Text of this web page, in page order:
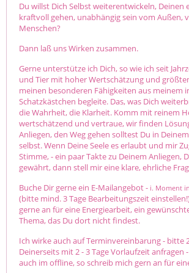
Du willst Dich Selbst weiterentwickeln, Deinen
kraftvoll gehen, unabhängig sein vom Außen,
Menschen?
Dann laß uns Wirken zusammen.
Gerne unterstütze ich Dich, so wie ich seit
und Tier mit hoher Wertschätzung und
meinen besonderen Fähigkeiten aus meinem
Schatzkästchen begleite. Das, was Dich
die Wahrheit, die Klarheit. Komm mit reinem
wertschätzend und vertraue, wir finden
Anliegen, den Weg gehen solltest Du in
selbst. Wenn Deine Seele es erlaubt und mir
Stimme, - ein paar Takte zu Deinem Anliegen,
gewährt, dann stell mir eine klare, ehrliche
Buche Dir gerne ein E-Mailangebot - i. Moment
(bitte mind. 3 Tage Bearbeitungszeit
gerne an für eine Energiearbeit, ein
Thema, das Du dort nicht findest.
Ich wirke auch auf Terminvereinbarung - bitte
Deinerseits mit 2 - 3 Tage Vorlaufzeit anfragen
auch im offline, so schreib mich gern an für